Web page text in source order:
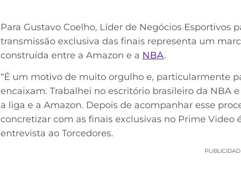
Para Gustavo Coelho, Líder de Negócios Esportivos
transmissão exclusiva das finais representa um
construída entre a Amazon e a NBA.
“É um motivo de muito orgulho e, particularmente
encaixam. Trabalhei no escritório brasileiro da NBA
a liga e a Amazon. Depois de acompanhar esse
concretizar com as finais exclusivas no Prime Video
entrevista ao Torcedores.